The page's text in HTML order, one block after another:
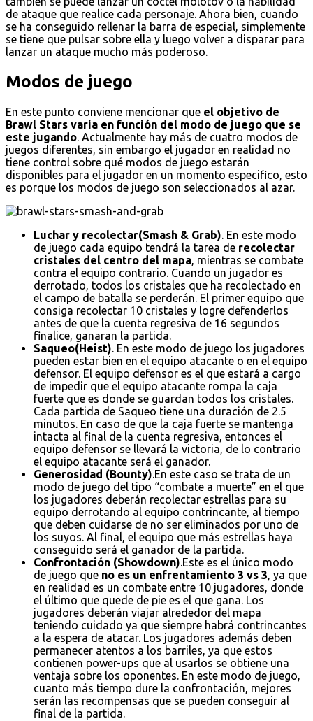
de ataque que realice cada personaje. Ahora bien, cuando
se ha conseguido rellenar la barra de especial, simplemente
se tiene que pulsar sobre ella y luego volver a disparar para
lanzar un ataque mucho más poderoso.
Modos de juego
En este punto conviene mencionar que el objetivo de
Brawl Stars varia en función del modo de juego que se
este jugando. Actualmente hay más de cuatro modos de
juegos diferentes, sin embargo el jugador en realidad no
tiene control sobre qué modos de juego estarán
disponibles para el jugador en un momento especifico, esto
es porque los modos de juego son seleccionados al azar.
Luchar y recolectar(Smash & Grab). En este modo
de juego cada equipo tendrá la tarea de recolectar
cristales del centro del mapa, mientras se combate
contra el equipo contrario. Cuando un jugador es
derrotado, todos los cristales que ha recolectado en
el campo de batalla se perderán. El primer equipo que
consiga recolectar 10 cristales y logre defenderlos
antes de que la cuenta regresiva de 16 segundos
finalice, ganaran la partida.
Saqueo(Heist). En este modo de juego los jugadores
pueden estar bien en el equipo atacante o en el equipo
defensor. El equipo defensor es el que estará a cargo
de impedir que el equipo atacante rompa la caja
fuerte que es donde se guardan todos los cristales.
Cada partida de Saqueo tiene una duración de 2.5
minutos. En caso de que la caja fuerte se mantenga
intacta al final de la cuenta regresiva, entonces el
equipo defensor se llevará la victoria, de lo contrario
el equipo atacante será el ganador.
Generosidad (Bounty).En este caso se trata de un
modo de juego del tipo “combate a muerte” en el que
los jugadores deberán recolectar estrellas para su
equipo derrotando al equipo contrincante, al tiempo
que deben cuidarse de no ser eliminados por uno de
los suyos. Al final, el equipo que más estrellas haya
conseguido será el ganador de la partida.
Confrontación (Showdown).Este es el único modo
de juego que no es un enfrentamiento 3 vs 3, ya que
en realidad es un combate entre 10 jugadores, donde
el último que quede de pie es el que gana. Los
jugadores deberán viajar alrededor del mapa
teniendo cuidado ya que siempre habrá contrincantes
a la espera de atacar. Los jugadores además deben
permanecer atentos a los barriles, ya que estos
contienen power-ups que al usarlos se obtiene una
ventaja sobre los oponentes. En este modo de juego,
cuanto más tiempo dure la confrontación, mejores
serán las recompensas que se pueden conseguir al
final de la partida.